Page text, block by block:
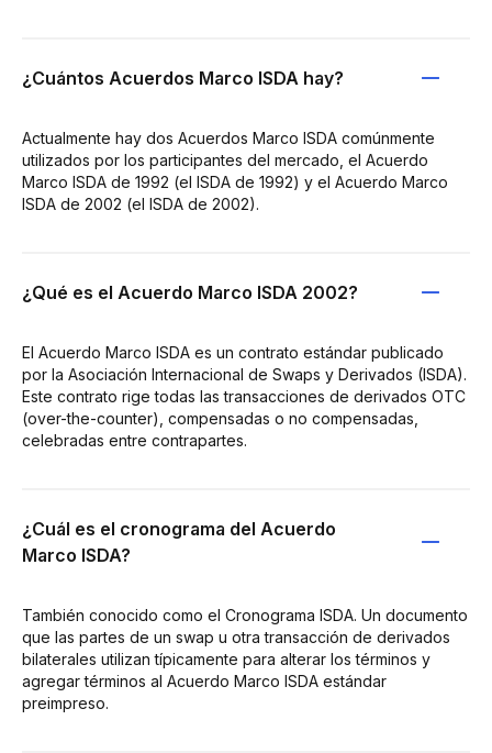
¿Cuántos Acuerdos Marco ISDA hay?
Actualmente hay dos Acuerdos Marco ISDA comúnmente
utilizados por los participantes del mercado, el Acuerdo
Marco ISDA de 1992 (el ISDA de 1992) y el Acuerdo Marco
ISDA de 2002 (el ISDA de 2002).
¿Qué es el Acuerdo Marco ISDA 2002?
El Acuerdo Marco ISDA es un contrato estándar publicado
por la Asociación Internacional de Swaps y Derivados (ISDA).
Este contrato rige todas las transacciones de derivados OTC
(over-the-counter), compensadas o no compensadas,
celebradas entre contrapartes.
¿Cuál es el cronograma del Acuerdo
Marco ISDA?
También conocido como el Cronograma ISDA. Un documento
que las partes de un swap u otra transacción de derivados
bilaterales utilizan típicamente para alterar los términos y
agregar términos al Acuerdo Marco ISDA estándar
preimpreso.